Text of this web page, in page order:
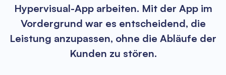
Hypervisual-App arbeiten. Mit der App im
Vordergrund war es entscheidend, die
Leistung anzupassen, ohne die Abläufe der
Kunden zu stören.